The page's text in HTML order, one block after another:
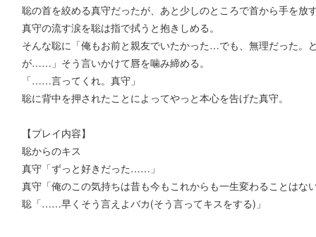
聡の首を絞める真守だったが、あと少しのところで首から手を放
真守の流す涙を聡は指で拭うと抱きしめる。
そんな聡に「俺もお前と親友でいたかった…でも、無理だった。
が……」そう言いかけて唇を噛み締める。
「……言ってくれ。真守」
聡に背中を押されたことによってやっと本心を告げた真守。
【プレイ内容】
聡からのキス
真守「ずっと好きだった……」
真守「俺のこの気持ちは昔も今もこれからも一生変わることはな
聡「……早くそう言えよバカ(そう言ってキスをする)」